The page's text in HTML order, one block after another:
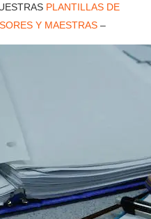
PLANTILLAS DE
Y MAESTRAS –